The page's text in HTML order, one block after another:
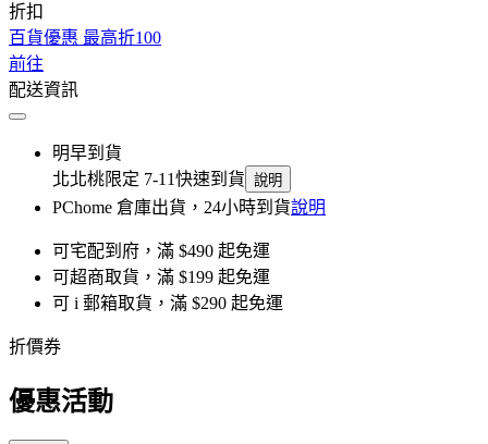
折扣
百貨優惠 最高折100
前往
配送資訊
明早到貨
北北桃限定 7-11快速到貨 說明
PChome 倉庫出貨，24小時到貨說明
可宅配到府，滿 $490 起免運
可超商取貨，滿 $199 起免運
可 i 郵箱取貨，滿 $290 起免運
折價券
優惠活動